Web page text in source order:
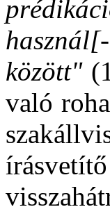
között"
való